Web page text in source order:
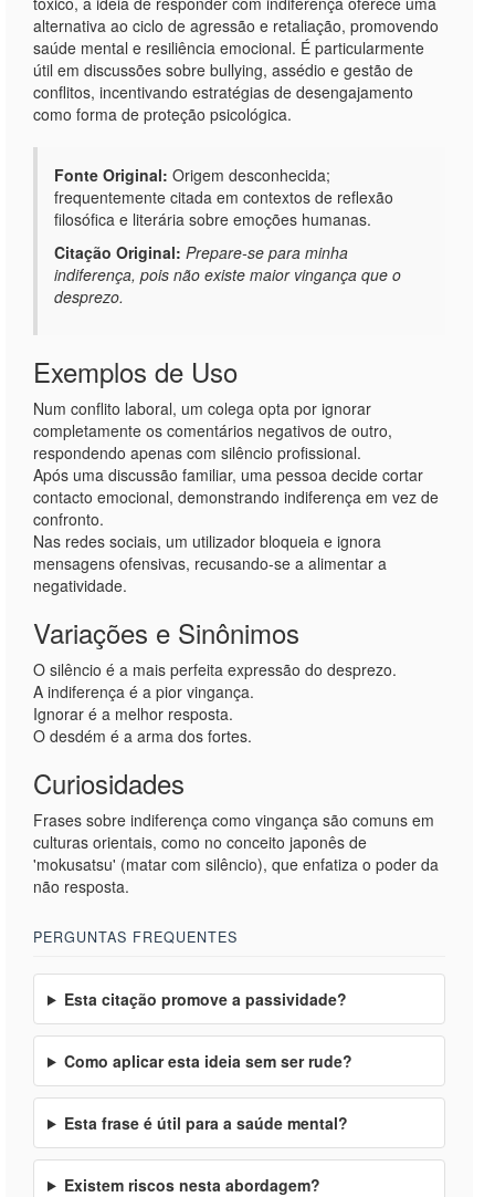
alternativa ao ciclo de agressão e retaliação, promovendo
saúde mental e resiliência emocional. É particularmente
útil em discussões sobre bullying, assédio e gestão de
conflitos, incentivando estratégias de desengajamento
como forma de proteção psicológica.
Fonte Original: Origem desconhecida;
frequentemente citada em contextos de reflexão
filosófica e literária sobre emoções humanas.
Citação Original: Prepare-se para minha
indiferença, pois não existe maior vingança que o
desprezo.
Exemplos de Uso
Num conflito laboral, um colega opta por ignorar
completamente os comentários negativos de outro,
respondendo apenas com silêncio profissional.
Após uma discussão familiar, uma pessoa decide cortar
contacto emocional, demonstrando indiferença em vez de
confronto.
Nas redes sociais, um utilizador bloqueia e ignora
mensagens ofensivas, recusando-se a alimentar a
negatividade.
Variações e Sinônimos
O silêncio é a mais perfeita expressão do desprezo.
A indiferença é a pior vingança.
Ignorar é a melhor resposta.
O desdém é a arma dos fortes.
Curiosidades
Frases sobre indiferença como vingança são comuns em
culturas orientais, como no conceito japonês de
'mokusatsu' (matar com silêncio), que enfatiza o poder da
não resposta.
PERGUNTAS FREQUENTES
Esta citação promove a passividade?
Como aplicar esta ideia sem ser rude?
Esta frase é útil para a saúde mental?
Existem riscos nesta abordagem?